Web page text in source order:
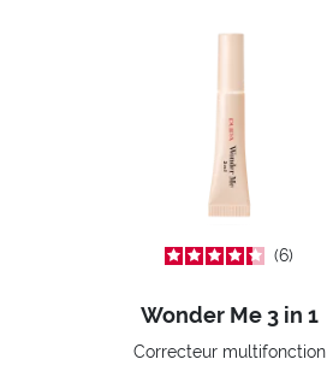
6
Wonder Me 3 in 1
Correcteur multifonction